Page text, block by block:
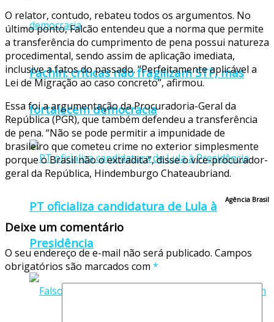
Fachin: críticas não fragilizam STF, mas
fortalecem democracia
PT oficializa candidatura de Lula à
Presidência
O relator, contudo, rebateu todos os argumentos. No
último ponto, Falcão entendeu que a norma que permite
a transferência do cumprimento de pena possui natureza
procedimental, sendo assim de aplicação imediata,
inclusive a fatos do passado. “Perfeitamente aplicável a
Lei de Migração ao caso concreto”, afirmou.
Essa foi a argumentação da Procuradoria-Geral da
República (PGR), que também defendeu a transferência
de pena. “Não se pode permitir a impunidade de
brasileiro que cometeu crime no exterior simplesmente
porque o Brasil não o extradita”, disse o vice-procurador-
geral da República, Hindemburgo Chateaubriand.
Agência Brasil
Deixe um comentário
O seu endereço de e-mail não será publicado. Campos
obrigatórios são marcados com *